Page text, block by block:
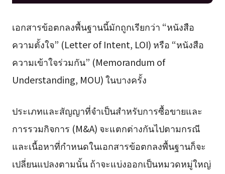
เอกสารข้อตกลงพื้นฐานนี้มักถูกเรียกว่า “หนังสือ
ความตั้งใจ” (Letter of Intent, LOI) หรือ “หนังสือ
ความเข้าใจร่วมกัน” (Memorandum of
Understanding, MOU) ในบางครั้ง
ประเภทและสัญญาที่จำเป็นสำหรับการซื้อขายและ
การรวมกิจการ (M&A) จะแตกต่างกันไปตามกรณี
และเนื้อหาที่กำหนดในเอกสารข้อตกลงพื้นฐานก็จะ
เปลี่ยนแปลงตามนั้น ถ้าจะแบ่งออกเป็นหมวดหมู่ใหญ่